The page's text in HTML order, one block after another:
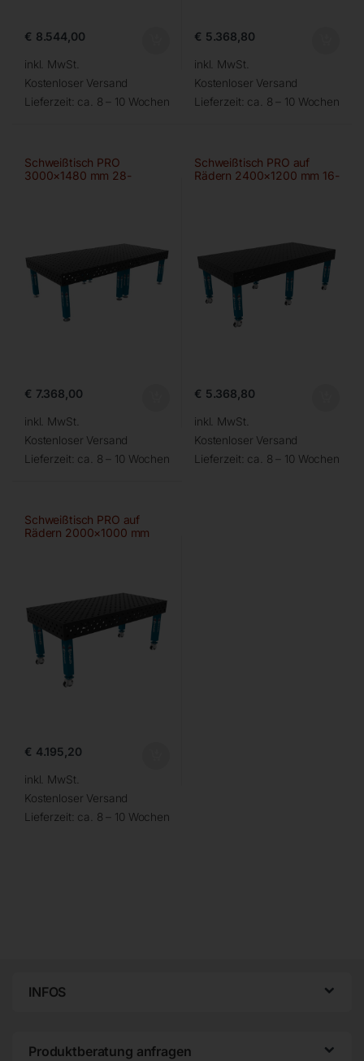
€ 8.544,00
inkl. MwSt.
Kostenloser Versand
Lieferzeit: ca. 8 – 10 Wochen
€ 5.368,80
inkl. MwSt.
Kostenloser Versand
Lieferzeit: ca. 8 – 10 Wochen
Schweißtisch PRO
3000×1480 mm 28-
€ 7.368,00
inkl. MwSt.
Kostenloser Versand
Lieferzeit: ca. 8 – 10 Wochen
Schweißtisch PRO auf
Rädern 2400×1200 mm 16-
€ 5.368,80
inkl. MwSt.
Kostenloser Versand
Lieferzeit: ca. 8 – 10 Wochen
Schweißtisch PRO auf
Rädern 2000×1000 mm
€ 4.195,20
inkl. MwSt.
Kostenloser Versand
Lieferzeit: ca. 8 – 10 Wochen
INFOS
Produktberatung anfragen